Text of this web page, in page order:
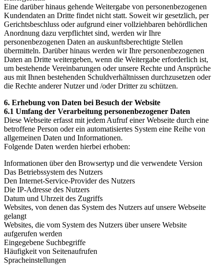
Eine darüber hinaus gehende Weitergabe von personenbezogenen
Kundendaten an Dritte findet nicht statt. Soweit wir gesetzlich, per
Gerichtsbeschluss oder aufgrund einer vollziehbaren behördlichen
Anordnung dazu verpflichtet sind, werden wir Ihre
personenbezogenen Daten an auskunftsberechtigte Stellen
übermitteln. Darüber hinaus werden wir Ihre personenbezogenen
Daten an Dritte weitergeben, wenn die Weitergabe erforderlich ist,
um bestehende Vereinbarungen oder unsere Rechte und Ansprüche
aus mit Ihnen bestehenden Schuldverhältnissen durchzusetzen oder
die Rechte anderer Nutzer und /oder Dritter zu schützen.
6. Erhebung von Daten bei Besuch der Website
6.1 Umfang der Verarbeitung personenbezogener Daten
Diese Webseite erfasst mit jedem Aufruf einer Webseite durch eine
betroffene Person oder ein automatisiertes System eine Reihe von
allgemeinen Daten und Informationen.
Folgende Daten werden hierbei erhoben:
Informationen über den Browsertyp und die verwendete Version
Das Betriebssystem des Nutzers
Den Internet-Service-Provider des Nutzers
Die IP-Adresse des Nutzers
Datum und Uhrzeit des Zugriffs
Websites, von denen das System des Nutzers auf unsere Webseite
gelangt
Websites, die vom System des Nutzers über unsere Website
aufgerufen werden
Eingegebene Suchbegriffe
Häufigkeit von Seitenaufrufen
Spracheinstellungen